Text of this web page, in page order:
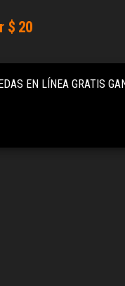
$ 20
EN LÍNEA GRATIS